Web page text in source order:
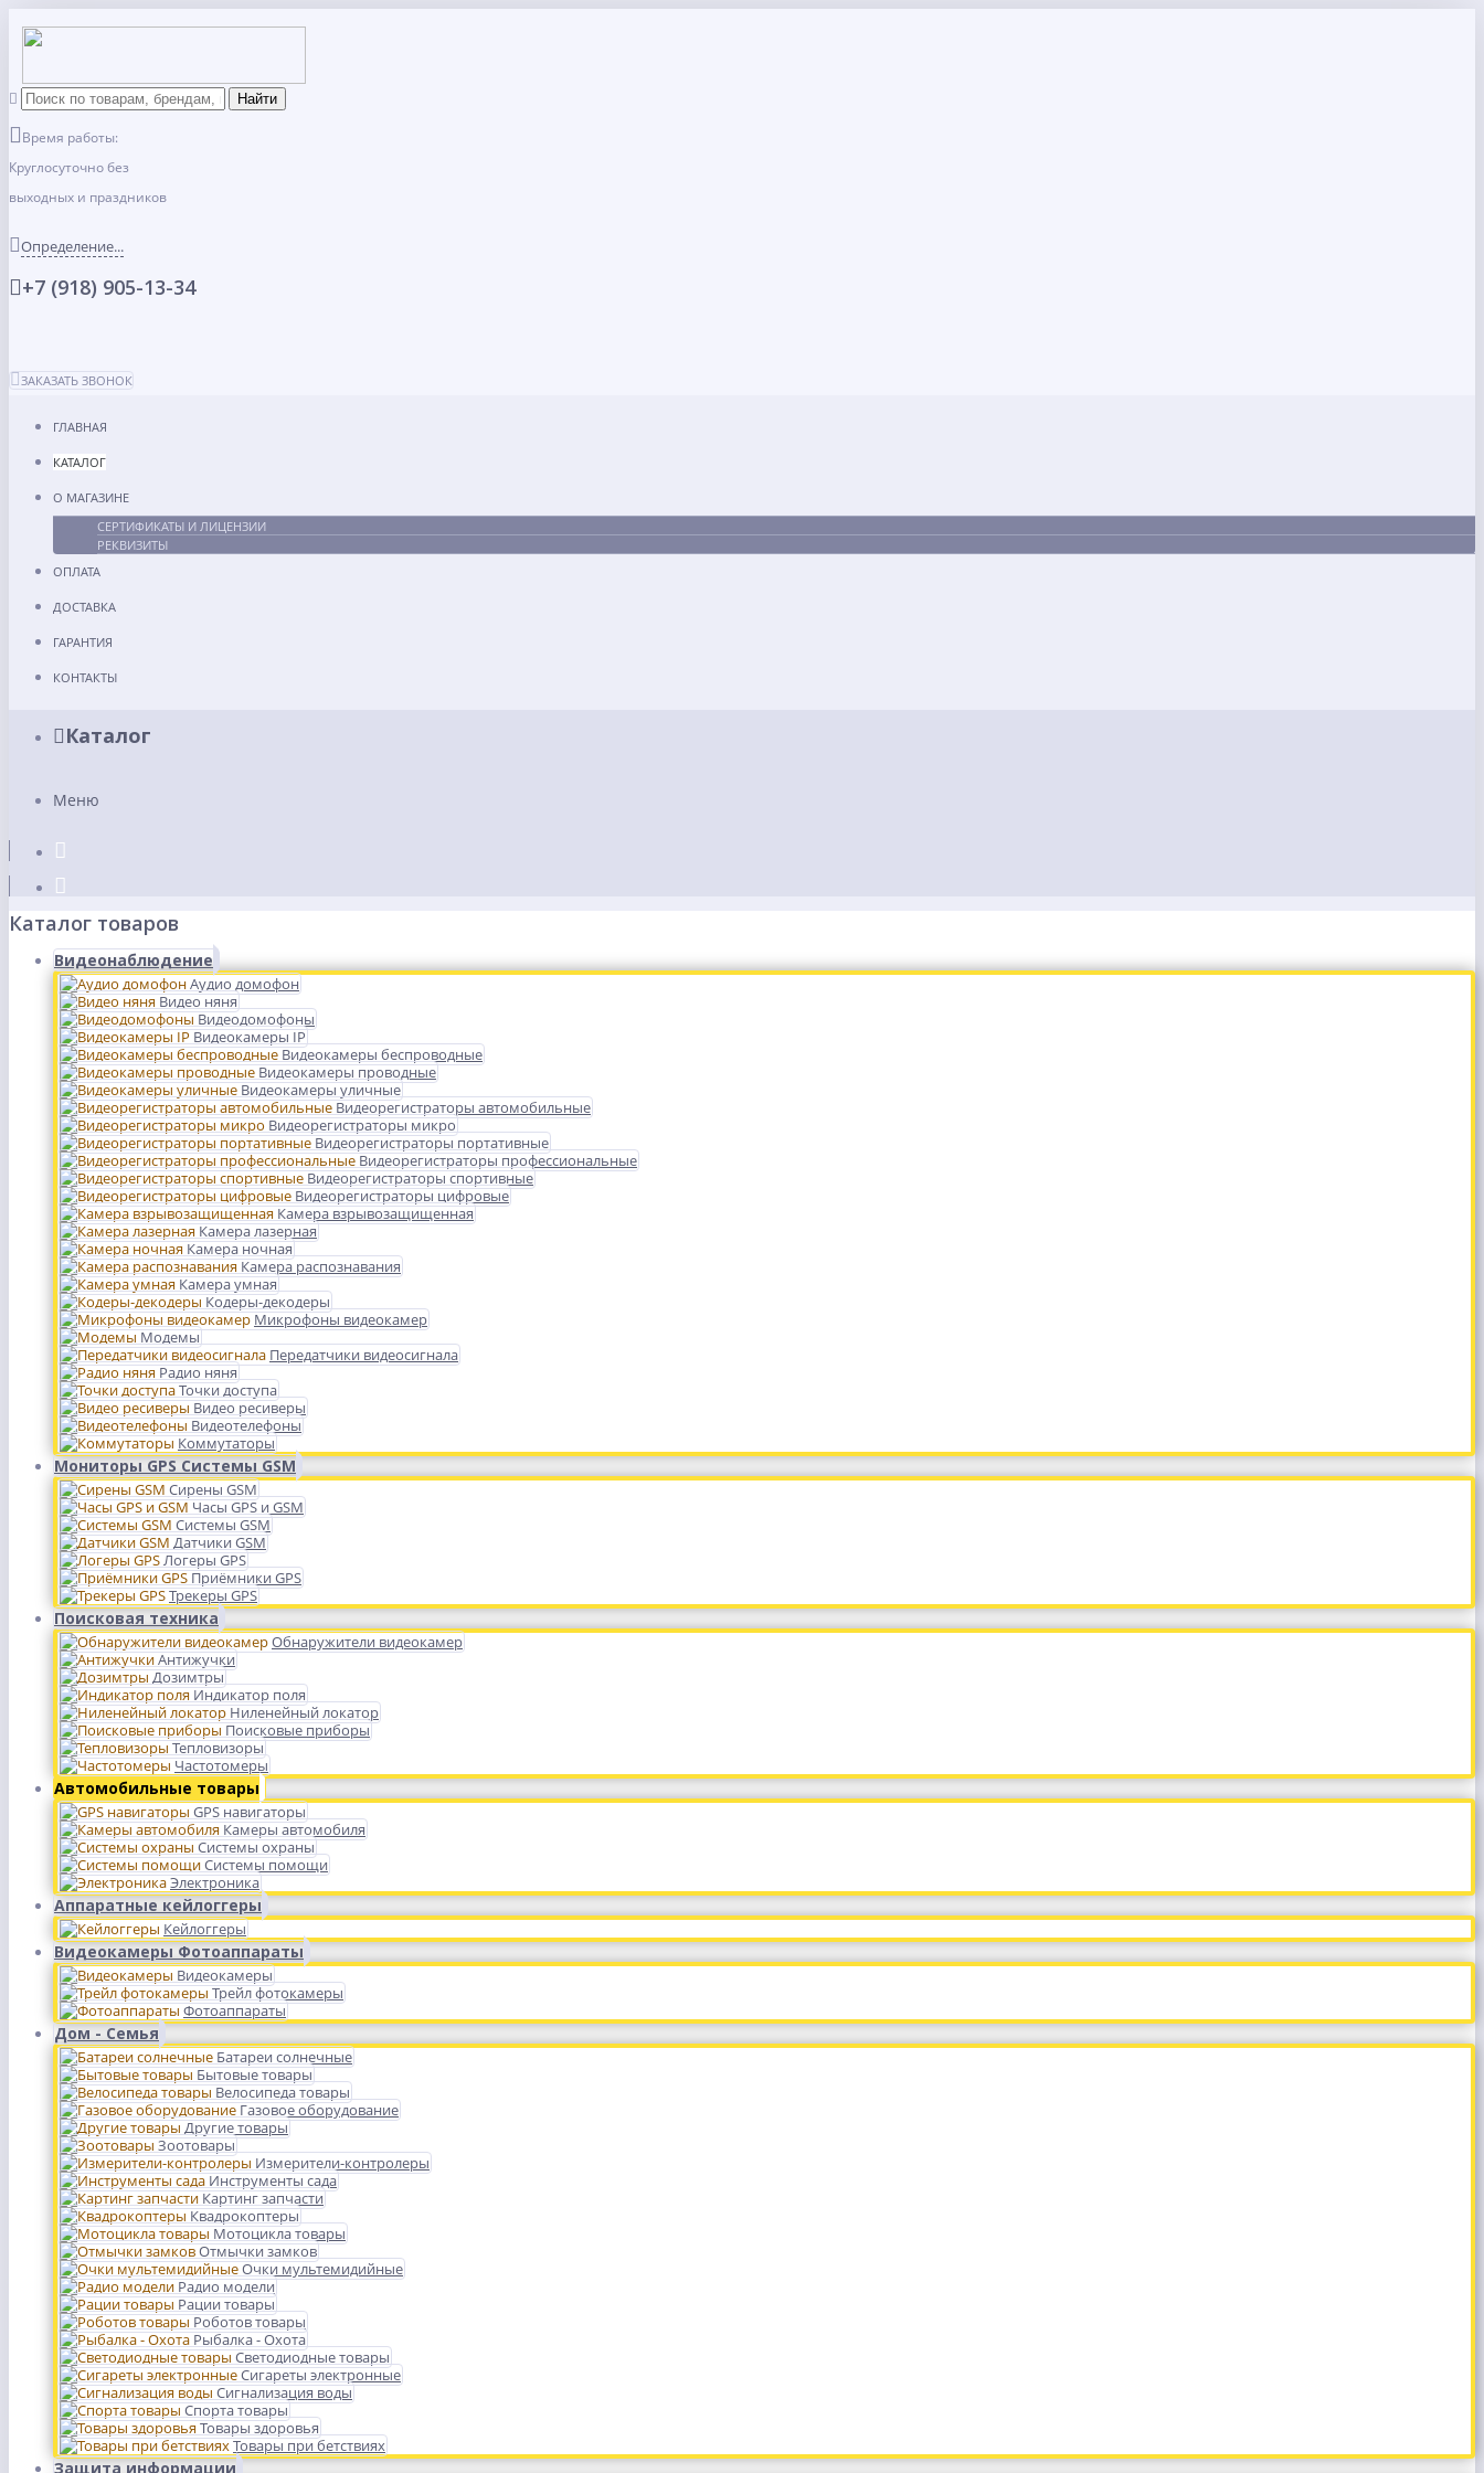
Время работы:
Круглосуточно без
выходных и праздников
Определение...
+7 (918) 905-13-34
ЗАКАЗАТЬ ЗВОНОК
ГЛАВНАЯ
КАТАЛОГ
О МАГАЗИНЕ
СЕРТИФИКАТЫ И ЛИЦЕНЗИИ
РЕКВИЗИТЫ
ОПЛАТА
ДОСТАВКА
ГАРАНТИЯ
КОНТАКТЫ
Каталог
Меню
Каталог товаров
Видеонаблюдение
Аудио домофон
Видео няня
Видеодомофоны
Видеокамеры IP
Видеокамеры беспроводные
Видеокамеры проводные
Видеокамеры уличные
Видеорегистраторы автомобильные
Видеорегистраторы микро
Видеорегистраторы портативные
Видеорегистраторы профессиональные
Видеорегистраторы спортивные
Видеорегистраторы цифровые
Камера взрывозащищенная
Камера лазерная
Камера ночная
Камера распознавания
Камера умная
Кодеры-декодеры
Микрофоны видеокамер
Модемы
Передатчики видеосигнала
Радио няня
Точки доступа
Видео ресиверы
Видеотелефоны
Коммутаторы
Мониторы GPS Системы GSM
Сирены GSM
Часы GPS и GSM
Системы GSM
Датчики GSM
Логеры GPS
Приёмники GPS
Трекеры GPS
Поисковая техника
Обнаружители видеокамер
Антижучки
Дозимтры
Индикатор поля
Ниленейный локатор
Поисковые приборы
Тепловизоры
Частотомеры
Автомобильные товары
GPS навигаторы
Камеры автомобиля
Системы охраны
Системы помощи
Электроника
Аппаратные кейлоггеры
Кейлоггеры
Видеокамеры Фотоаппараты
Видеокамеры
Трейл фотокамеры
Фотоаппараты
Дом - Семья
Батареи солнечные
Бытовые товары
Велосипеда товары
Газовое оборудование
Другие товары
Зоотовары
Измерители-контролеры
Инструменты сада
Картинг запчасти
Квадрокоптеры
Мотоцикла товары
Отмычки замков
Очки мультемидийные
Радио модели
Рации товары
Роботов товары
Рыбалка - Охота
Светодиодные товары
Сигареты электронные
Сигнализация воды
Спорта товары
Товары здоровья
Товары при бетствиях
Защита информации